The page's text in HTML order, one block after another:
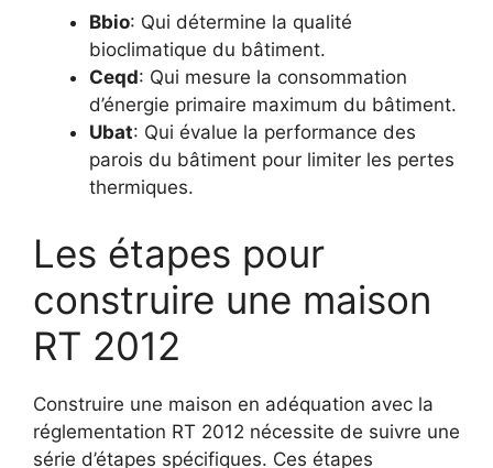
Bbio: Qui détermine la qualité
bioclimatique du bâtiment.
Ceqd: Qui mesure la consommation
d’énergie primaire maximum du bâtiment.
Ubat: Qui évalue la performance des
parois du bâtiment pour limiter les pertes
thermiques.
Les étapes pour
construire une maison
RT 2012
Construire une maison en adéquation avec la
réglementation RT 2012 nécessite de suivre une
série d’étapes spécifiques. Ces étapes